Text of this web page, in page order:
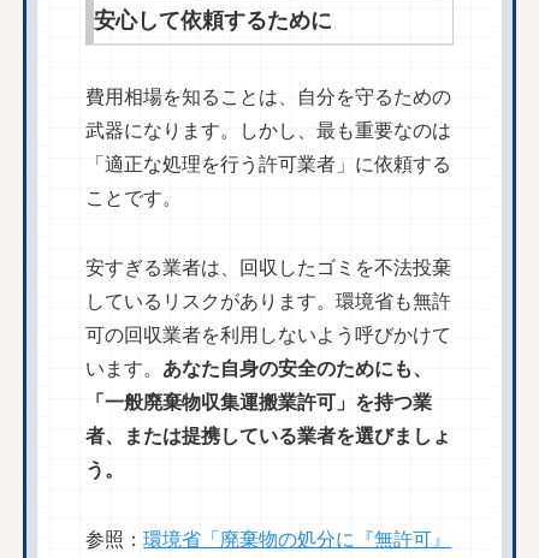
安心して依頼するために
費用相場を知ることは、自分を守るための
武器になります。しかし、最も重要なのは
「適正な処理を行う許可業者」に依頼する
ことです。
安すぎる業者は、回収したゴミを不法投棄
しているリスクがあります。環境省も無許
可の回収業者を利用しないよう呼びかけて
います。 あなた自身の安全のためにも、
「一般廃棄物収集運搬業許可」を持つ業
者、または提携している業者を選びましょ
う。
参照：環境省「廃棄物の処分に『無許可』